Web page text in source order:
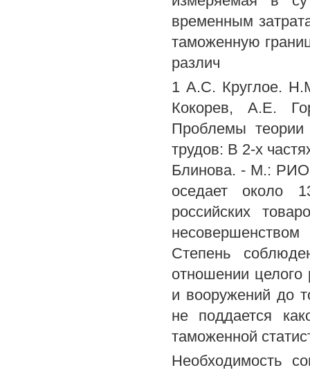
временным
таможенную
различ
1 А.С. Круглое.
Кокорев, А.Е.
Проблемы теории
трудов: В 2-х
Блинова. - М.: РИО
оседает около
российских
Степень
отношении целого
и вооружений до
не поддается
таможенной
Необходимость